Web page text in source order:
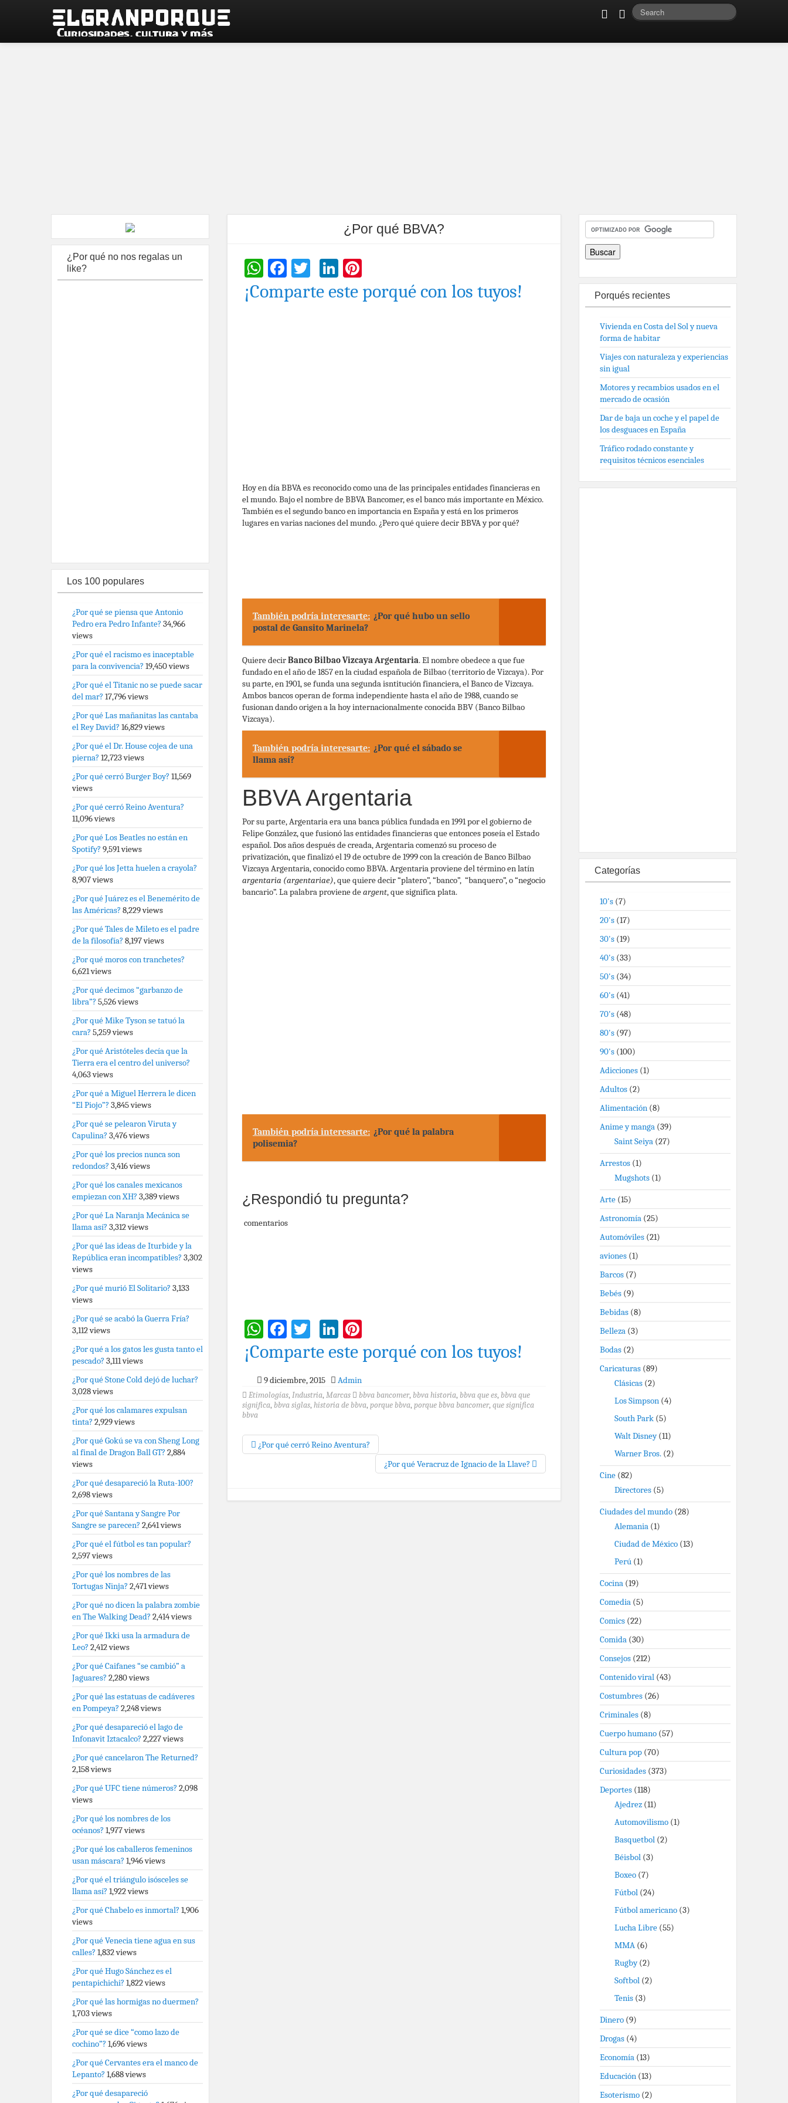
¿Por qué BBVA?
WhatsApp
Facebook
TwitterLinkedIn
¡Comparte este porqué con los tuyos!
Hoy en día BBVA es reconocido como una de las principales entidades financieras en
el mundo. Bajo el nombre de BBVA Bancomer, es el banco más importante en México.
También es el segundo banco en importancia en España y está en los primeros
lugares en varias naciones del mundo. ¿Pero qué quiere decir BBVA y por qué?
También podría interesarte: ¿Por qué hubo un sello
postal de Gansito Marinela?
Quiere decirBanco Bilbao Vizcaya Argentaria. El nombre obedece a que fue
fundado en el año de 1857 en la ciudad española de Bilbao (territorio de Vizcaya). Por
su parte, en 1901, se funda una segunda isntitución financiera, el Banco de Vizcaya.
Ambos bancos operan de forma independiente hasta el año de 1988, cuando se
fusionan dando origen a la hoy internacionalmente conocida BBV (Banco Bilbao
Vizcaya).
También podría interesarte: ¿Por qué el sábado se
llama así?
BBVA Argentaria
Por su parte, Argentaria era una banca pública fundada en 1991 por el gobierno de
Felipe González, que fusionó las entidades financieras que entonces poseía el Estado
español. Dos años después de creada, Argentaria comenzó su proceso de
privatización, que finalizó el 19 de octubre de 1999 con la creación de Banco Bilbao
Vizcaya Argentaria, conocido como BBVA. Argentaria proviene del término en latín
argentaria (argentariae), que quiere decir “platero”, “banco”, “banquero”, o “negocio
bancario”. La palabra proviene deargent, que significa plata.
También podría interesarte: ¿Por qué la palabra
polisemia?
¿Respondió tu pregunta?
comentarios
WhatsApp
Facebook
TwitterLinkedIn
¡Comparte este porqué con los tuyos!
9 diciembre, 2015 Admin
Etimologías, Industria, Marcas bbva bancomer, bbva historia, bbva que es, bbva que
significa, bbva siglas, historia de bbva, porque bbva, porque bbva bancomer, que significa
bbva
¿Por qué cerró Reino Aventura?
¿Por qué Veracruz de Ignacio de la Llave?
¿Por qué no nos regalas un
like?
Los 100 populares
¿Por qué se piensa que Antonio
Pedro era Pedro Infante? 34,966
views
¿Por qué el racismo es inaceptable
para la convivencia? 19,450 views
¿Por qué el Titanic no se puede sacar
del mar? 17,796 views
¿Por qué Las mañanitas las cantaba
el Rey David? 16,829 views
¿Por qué el Dr. House cojea de una
pierna? 12,723 views
¿Por qué cerró Burger Boy? 11,569
views
¿Por qué cerró Reino Aventura?
11,096 views
¿Por qué Los Beatles no están en
Spotify? 9,591 views
¿Por qué los Jetta huelen a crayola?
8,907 views
¿Por qué Juárez es el Benemérito de
las Américas? 8,229 views
¿Por qué Tales de Mileto es el padre
de la filosofía? 8,197 views
¿Por qué moros con tranchetes?
6,621 views
¿Por qué decimos “garbanzo de
libra”? 5,526 views
¿Por qué Mike Tyson se tatuó la
cara? 5,259 views
¿Por qué Aristóteles decía que la
Tierra era el centro del universo?
4,063 views
¿Por qué a Miguel Herrera le dicen
“El Piojo”? 3,845 views
¿Por qué se pelearon Viruta y
Capulina? 3,476 views
¿Por qué los precios nunca son
redondos? 3,416 views
¿Por qué los canales mexicanos
empiezan con XH? 3,389 views
¿Por qué La Naranja Mecánica se
llama así? 3,312 views
¿Por qué las ideas de Iturbide y la
República eran incompatibles? 3,302
views
¿Por qué murió El Solitario? 3,133
views
¿Por qué se acabó la Guerra Fría?
3,112 views
¿Por qué a los gatos les gusta tanto el
pescado? 3,111 views
¿Por qué Stone Cold dejó de luchar?
3,028 views
¿Por qué los calamares expulsan
tinta? 2,929 views
¿Por qué Gokú se va con Sheng Long
al final de Dragon Ball GT? 2,884
views
¿Por qué desapareció la Ruta-100?
2,698 views
¿Por qué Santana y Sangre Por
Sangre se parecen? 2,641 views
¿Por qué el fútbol es tan popular?
2,597 views
¿Por qué los nombres de las
Tortugas Ninja? 2,471 views
¿Por qué no dicen la palabra zombie
en The Walking Dead? 2,414 views
¿Por qué Ikki usa la armadura de
Leo? 2,412 views
¿Por qué Caifanes “se cambió” a
Jaguares? 2,280 views
¿Por qué las estatuas de cadáveres
en Pompeya? 2,248 views
¿Por qué desapareció el lago de
Infonavit Iztacalco? 2,227 views
¿Por qué cancelaron The Returned?
2,158 views
¿Por qué UFC tiene números? 2,098
views
¿Por qué los nombres de los
océanos? 1,977 views
¿Por qué los caballeros femeninos
usan máscara? 1,946 views
¿Por qué el triángulo isósceles se
llama así? 1,922 views
¿Por qué Chabelo es inmortal? 1,906
views
¿Por qué Venecia tiene agua en sus
calles? 1,832 views
¿Por qué Hugo Sánchez es el
pentapichichi? 1,822 views
¿Por qué las hormigas no duermen?
1,703 views
¿Por qué se dice “como lazo de
cochino”? 1,696 views
¿Por qué Cervantes era el manco de
Lepanto? 1,688 views
¿Por qué desapareció
Porqués recientes
Vivienda en Costa del Sol y nueva
forma de habitar
Viajes con naturaleza y experiencias
sin igual
Motores y recambios usados en el
mercado de ocasión
Dar de baja un coche y el papel de
los desguaces en España
Tráfico rodado constante y
requisitos técnicos esenciales
Categorías
10's (7)
20's (17)
30's (19)
40's (33)
50's (34)
60's (41)
70's (48)
80's (97)
90's (100)
Adicciones (1)
Adultos (2)
Alimentación (8)
Anime y manga (39)
Saint Seiya (27)
Arrestos (1)
Mugshots (1)
Arte (15)
Astronomía (25)
Automóviles (21)
aviones (1)
Barcos (7)
Bebés (9)
Bebidas (8)
Belleza (3)
Bodas (2)
Caricaturas (89)
Clásicas (2)
Los Simpson (4)
South Park (5)
Walt Disney(11)
Warner Bros. (2)
Cine (82)
Directores (5)
Ciudades del mundo (28)
Alemania (1)
Ciudad de México (13)
Perú (1)
Cocina (19)
Comedia (5)
Comics (22)
Comida (30)
Consejos (212)
Contenido viral (43)
Costumbres (26)
Criminales (8)
Cuerpo humano (57)
Cultura pop (70)
Curiosidades (373)
Deportes (118)
Ajedrez (11)
Automovilismo (1)
Basquetbol (2)
Béisbol (3)
Boxeo (7)
Fútbol (24)
Fútbol americano (3)
Lucha Libre (55)
MMA (6)
Rugby(2)
Softbol (2)
Tenis (3)
Dinero (9)
Drogas (4)
Economía (13)
Educación (13)
Esoterismo (2)